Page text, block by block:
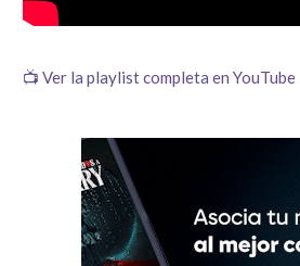
📺 Ver la playlist completa en YouTube